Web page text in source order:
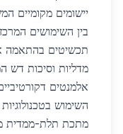
יישומים מקומיים
בין השימושים
תכשיטים בהתאמה
מדליות וסיכות דש
אלמנטים
השימוש
מתכת תלת-ממדית